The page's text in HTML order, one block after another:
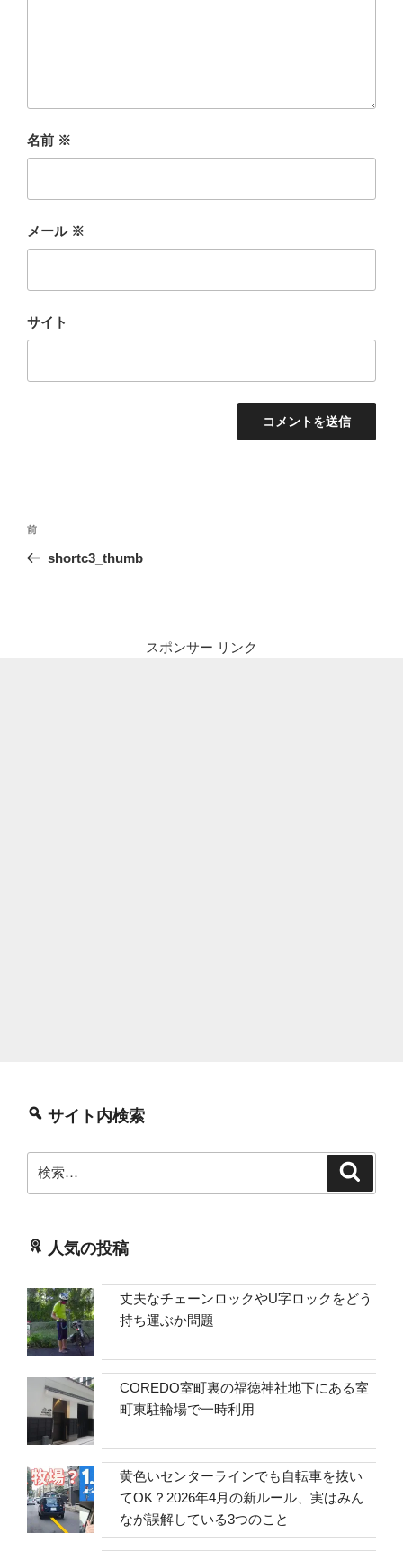
名前 ※
メール ※
サイト
投
ナ
前
の
前
shortc3_thumb
スポンサー リンク
サイト内検索
索:
人気の投稿
丈夫なチェーンロックやU字ロックをどう
持ち運ぶか問題
COREDO室町裏の福徳神社地下にある室
町東駐輪場で一時利用
黄色いセンターラインでも自転車を抜い
てOK？2026年4月の新ルール、実はみん
なが誤解している3つのこと